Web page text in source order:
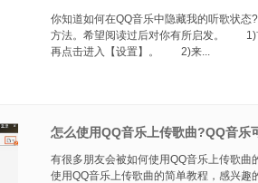
你知道如何在QQ音乐中隐藏我的听歌状
方法。希望阅读过后对你有所启发。 1)
再点击进入【设置】。 2)来...
怎么使用QQ音乐上传歌曲?QQ音乐
有很多朋友会被如何使用QQ音乐上传歌
使用QQ音乐上传歌曲的简单教程，感兴